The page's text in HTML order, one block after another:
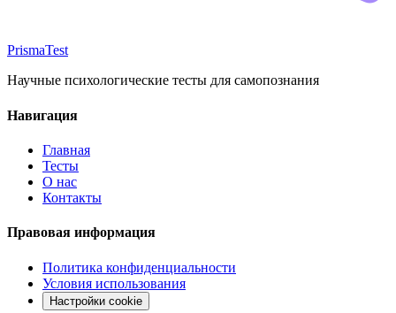
PrismaTest
Научные психологические тесты для самопознания
Навигация
Главная
Тесты
О нас
Контакты
Правовая информация
Политика конфиденциальности
Условия использования
Настройки cookie